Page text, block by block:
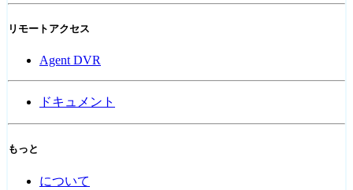
リモートアクセス
Agent DVR
ドキュメント
もっと
について